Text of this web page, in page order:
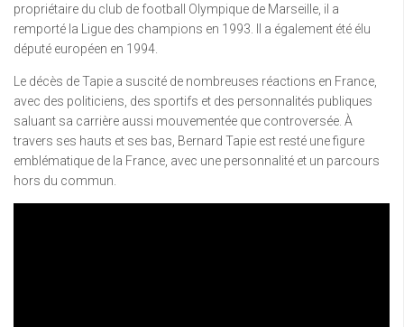
propriétaire du club de football Olympique de Marseille, il a
remporté la Ligue des champions en 1993. Il a également été élu
député européen en 1994.
Le décès de Tapie a suscité de nombreuses réactions en France,
avec des politiciens, des sportifs et des personnalités publiques
saluant sa carrière aussi mouvementée que controversée. À
travers ses hauts et ses bas, Bernard Tapie est resté une figure
emblématique de la France, avec une personnalité et un parcours
hors du commun.